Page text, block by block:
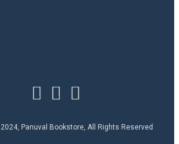
Panuval Bookstore, All Rights Reserved